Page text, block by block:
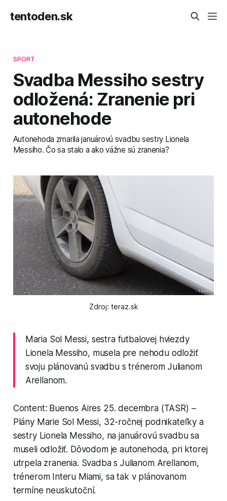
tentoden.sk
SPORT
Svadba Messiho sestry
odložená: Zranenie pri
autonehode
Autonehoda zmarila januárovú svadbu sestry Lionela
Messiho. Čo sa stalo a ako vážne sú zranenia?
Zdroj: teraz.sk
Maria Sol Messi, sestra futbalovej hviezdy
Lionela Messiho, musela pre nehodu odložiť
svoju plánovanú svadbu s trénerom Julianom
Arellanom.
Content: Buenos Aires 25. decembra (TASR) –
Plány Marie Sol Messi, 32-ročnej podnikateľky a
sestry Lionela Messiho, na januárovú svadbu sa
museli odložiť. Dôvodom je autonehoda, pri ktorej
utrpela zranenia. Svadba s Julianom Arellanom,
trénerom Interu Miami, sa tak v plánovanom
termíne neuskutoční.